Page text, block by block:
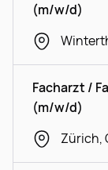
(m/w/d)
Facharzt /
(m/w/d)
Zürich,